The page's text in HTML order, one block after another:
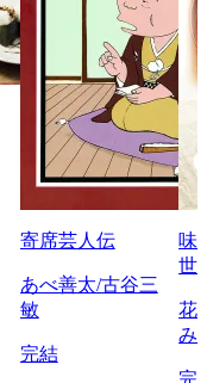
寄席芸人伝
あべ善太/古谷三
敏
完結
味
世
花
み/
完